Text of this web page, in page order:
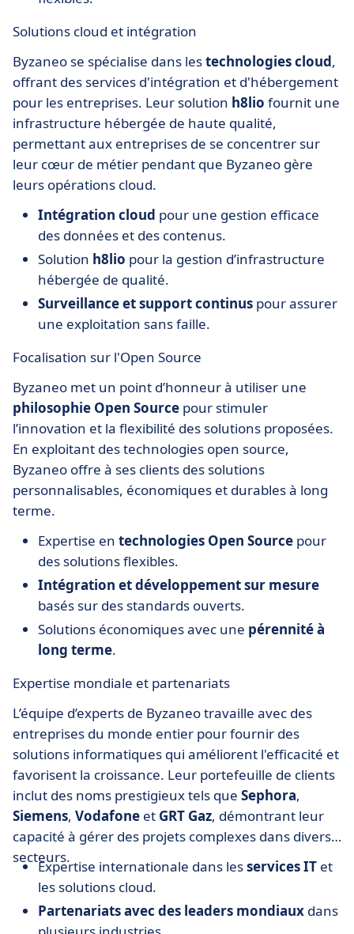
Solutions cloud et intégration
Byzaneo se spécialise dans lestechnologies cloud,
offrant des services d'intégration et d'hébergement
pour les entreprises. Leur solution h8lio fournit une
infrastructure hébergée de haute qualité,
permettant aux entreprises de se concentrer sur
leur cœur de métier pendant que Byzaneo gère
leurs opérations cloud.
Intégration cloud pour une gestion efficace
des données et des contenus.
Solution h8lio pour la gestion d’infrastructure
hébergée de qualité.
Surveillance et support continus pour assurer
une exploitation sans faille.
Focalisation sur l'Open Source
Byzaneo met un point d’honneur à utiliser une
philosophie Open Source pour stimuler
l’innovation et la flexibilité des solutions proposées.
En exploitant des technologies open source,
Byzaneo offre à ses clients des solutions
personnalisables, économiques et durables à long
terme.
Expertise en technologies Open Source pour
des solutions flexibles.
Intégration et développement sur mesure
basés sur des standards ouverts.
Solutions économiques avec une pérennité à
long terme.
Expertise mondiale et partenariats
L’équipe d’experts de Byzaneo travaille avec des
entreprises du monde entier pour fournir des
solutions informatiques qui améliorent l'efficacité et
favorisent la croissance. Leur portefeuille de clients
inclut des noms prestigieux tels que Sephora,
Siemens, Vodafone et GRT Gaz, démontrant leur
capacité à gérer des projets complexes dans divers
secteurs.
Expertise internationale dans lesservices IT et
les solutions cloud.
Partenariats avec des leaders mondiaux dans